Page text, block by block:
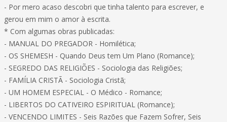
- Por mero acaso descobri que tinha talento para escrever, e
gerou em mim o amor à escrita.
* Com algumas obras publicadas:
- MANUAL DO PREGADOR - Homilética;
- OS SHEMESH - Quando Deus tem Um Plano (Romance);
- SEGREDO DAS RELIGIÕES - Sociologia das Religiões;
- FAMÍLIA CRISTÃ - Sociologia Cristã;
- UM HOMEM ESPECIAL - O Médico - Romance;
- LIBERTOS DO CATIVEIRO ESPIRITUAL (Romance);
- VENCENDO LIMITES - Seis Razões que Fazem Sofrer, Seis